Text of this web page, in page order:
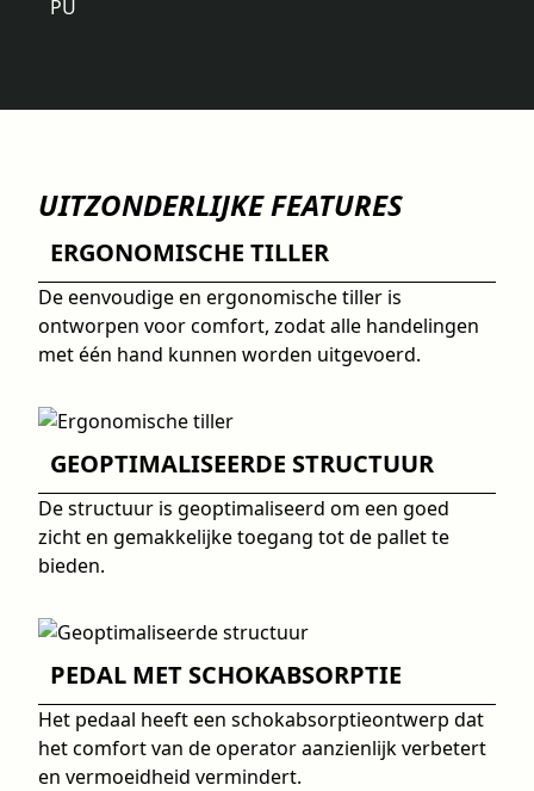
PU
UITZONDERLIJKE FEATURES
ERGONOMISCHE TILLER
De eenvoudige en ergonomische tiller is
ontworpen voor comfort, zodat alle handelingen
met één hand kunnen worden uitgevoerd.
GEOPTIMALISEERDE STRUCTUUR
De structuur is geoptimaliseerd om een goed
zicht en gemakkelijke toegang tot de pallet te
bieden.
PEDAL MET SCHOKABSORPTIE
Het pedaal heeft een schokabsorptieontwerp dat
het comfort van de operator aanzienlijk verbetert
en vermoeidheid vermindert.